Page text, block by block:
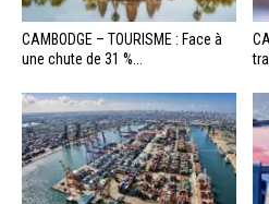
CAMBODGE – TOURISME : Face à
une chute de 31 %...